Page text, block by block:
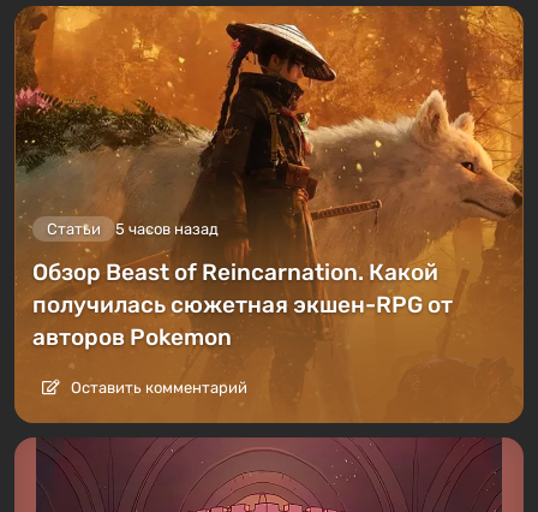
Статьи 5 часов назад
Обзор Beast of Reincarnation. Какой
получилась сюжетная экшен-RPG от
авторов Pokemon
Оставить комментарий